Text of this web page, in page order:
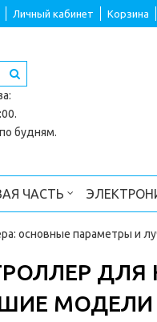
Личный кабинет Корзина
:
будням.
ЧАСТЬ
основные параметры и
ДЛЯ
МОДЕЛИ